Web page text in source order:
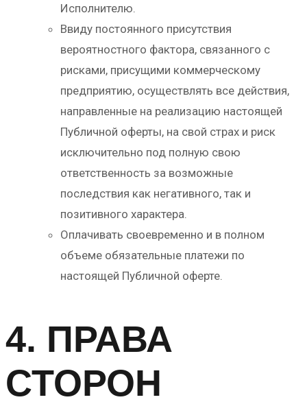
Исполнителю.
Ввиду постоянного присутствия
вероятностного фактора, связанного с
рисками, присущими коммерческому
предприятию, осуществлять все действия,
направленные на реализацию настоящей
Публичной оферты, на свой страх и риск
исключительно под полную свою
ответственность за возможные
последствия как негативного, так и
позитивного характера.
Оплачивать своевременно и в полном
объеме обязательные платежи по
настоящей Публичной оферте.
4. ПРАВА
СТОРОН